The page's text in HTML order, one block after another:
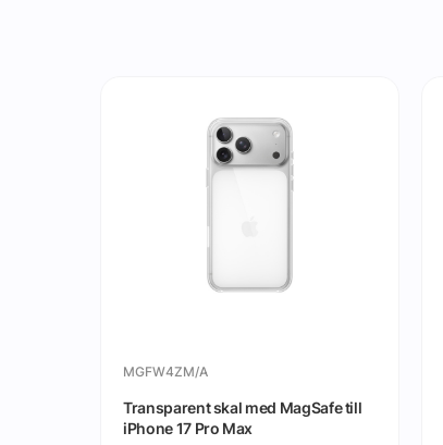
MGFW4ZM/A
Transparent skal med MagSafe till
iPhone 17 Pro Max